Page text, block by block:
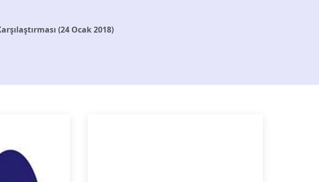
(24 Ocak 2018)